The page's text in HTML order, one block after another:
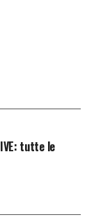
tutte le